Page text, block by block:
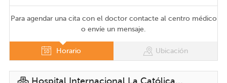
Para agendar una cita con el doctor contacte al centro médico
o envíe un mensaje.
Horario Ubicación
Hospital Internacional La Católica..,